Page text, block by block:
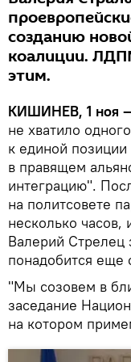
созданию
коалиции.
этим.
КИШИНЕВ, 1 ноя
не хватило
к единой
в правящем
интеграцию".
на политсовете
несколько
Валерий Стрелец
понадобится еще
"Мы созовем в
заседание
на котором